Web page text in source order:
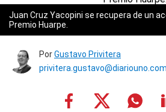
Juan Cruz Yacopini se recupera de un
Premio Huarpe.
PorGustavo Privitera